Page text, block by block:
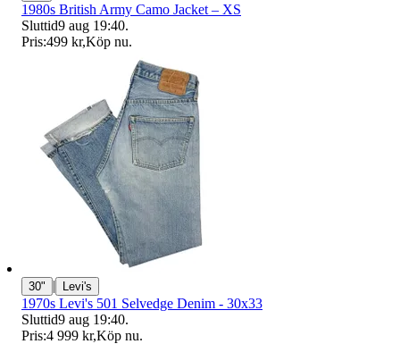
1980s British Army Camo Jacket – XS
Sluttid9 aug 19:40.
Pris:499 kr,Köp nu.
30" | Levi's
1970s Levi's 501 Selvedge Denim - 30x33
Sluttid9 aug 19:40.
Pris:4 999 kr,Köp nu.